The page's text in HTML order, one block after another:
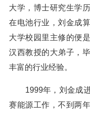
大学，博士研究生学
在电池行业，刘金成
大学校园里主修的便
汉西教授的大弟子，
丰富的行业经验。
1999年，刘金成进
赛能源工作，不到两